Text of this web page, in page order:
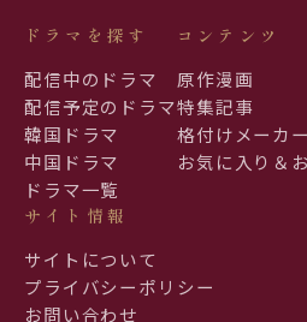
ドラマを探す
配信中のドラマ
配信予定のドラマ
韓国ドラマ
中国ドラマ
ドラマ一覧
コンテンツ
原作漫画
特集記事
格付けメーカー
お気に入り＆
サイト情報
サイトについて
プライバシーポリシー
お問い合わせ